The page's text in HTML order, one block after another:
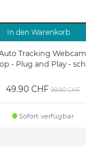
In den Warenkorb
Tracking
- Plug and Play -
49.90 CHF 99.90 CHF
Sofort verfügbar